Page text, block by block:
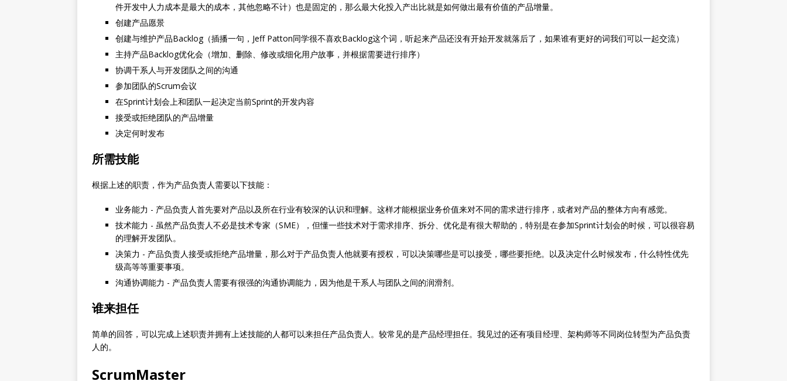
件开发中人力成本是最大的成本，其他忽略不计）也是固定的，那么最大化投入产出比就是如何做出最有价值的产品增量。
创建产品愿景
创建与维护产品Backlog（插播一句，Jeff Patton同学很不喜欢Backlog这个词，听起来产品还没有开始开发就落后了，如果谁有更好的词我们可以一起交流）
主持产品Backlog优化会（增加、删除、修改或细化用户故事，并根据需要进行排序）
协调干系人与开发团队之间的沟通
参加团队的Scrum会议
在Sprint计划会上和团队一起决定当前Sprint的开发内容
接受或拒绝团队的产品增量
决定何时发布
所需技能
根据上述的职责，作为产品负责人需要以下技能：
业务能力 - 产品负责人首先要对产品以及所在行业有较深的认识和理解。这样才能根据业务价值来对不同的需求进行排序，或者对产品的整体方向有感觉。
技术能力 - 虽然产品负责人不必是技术专家（SME），但懂一些技术对于需求排序、拆分、优化是有很大帮助的，特别是在参加Sprint计划会的时候，可以很容易
的理解开发团队。
决策力 - 产品负责人接受或拒绝产品增量，那么对于产品负责人他就要有授权，可以决策哪些是可以接受，哪些要拒绝。以及决定什么时候发布，什么特性优先
级高等等重要事项。
沟通协调能力 - 产品负责人需要有很强的沟通协调能力，因为他是干系人与团队之间的润滑剂。
谁来担任
简单的回答，可以完成上述职责并拥有上述技能的人都可以来担任产品负责人。较常见的是产品经理担任。我见过的还有项目经理、架构师等不同岗位转型为产品负责
人的。
ScrumMaster